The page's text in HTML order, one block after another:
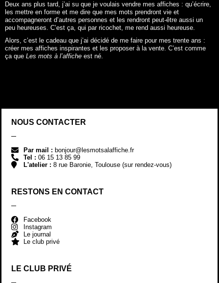
Deux ans plus tard, j’ai su que je voulais vendre mes affiches : qu’écrire,
les mettre en forme et me dire que mes mots prendront vie et
accompagneront d’autres personnes et les rendront peut-être aussi un
peu heureuses. C’est ça, qui par ricochet, me rend aussi heureuse.
Alors, c’est le cadeau que j’ai décidé de me faire pour mes trente ans :
créer mes affiches inspirantes et les proposer à la vente. C’est comme
ça que Les mots à l’affiche est né.
NOUS CONTACTER
Par mail : bonjour@lesmotsalaffiche.fr
Tel : 06 15 13 85 99
L'atelier : 8 rue Baronie, Toulouse (sur rendez-vous)
RESTONS EN CONTACT
Facebook
Instagram
Le journal
Le club privé
LE CLUB PRIVÉ